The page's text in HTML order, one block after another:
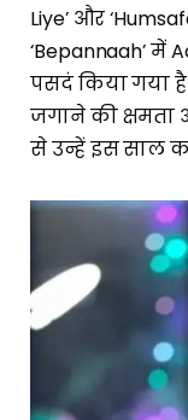
Liye’ और
‘Bepannaah’
पसदं किया गया
जगाने की
से उन्हें इस साल